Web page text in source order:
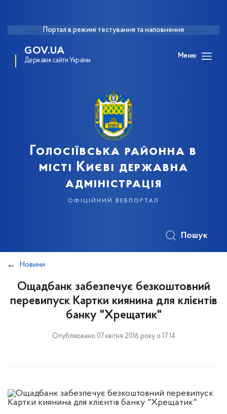
Портал в режимі тестування та наповнення
GOV.UA
Державні сайти України
Меню
Голосіївська районна в
місті Києві державна
адміністрація
офіційний вебпортал
Пошук
Новини
Ощадбанк забезпечує безкоштовний
перевипуск Картки киянина для клієнтів
банку "Хрещатик"
Опубліковано 07 квітня 2016 року о 17:14